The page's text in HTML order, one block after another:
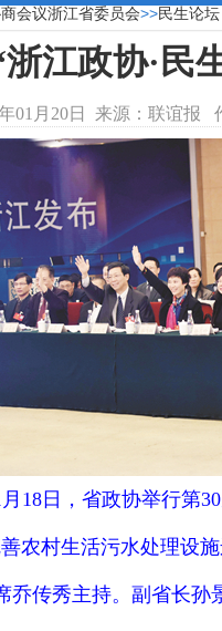
会议浙江省委员会>>民生论
江政协·民
01月20日 来源：联谊
月 18 日，省政协举行第30
农村生活污水处理设
乔传秀主持。副省长孙